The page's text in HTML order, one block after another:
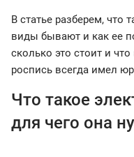
В статье разберем, что
виды бывают и как ее
сколько это стоит и
роспись всегда имел
Что такое
для чего она